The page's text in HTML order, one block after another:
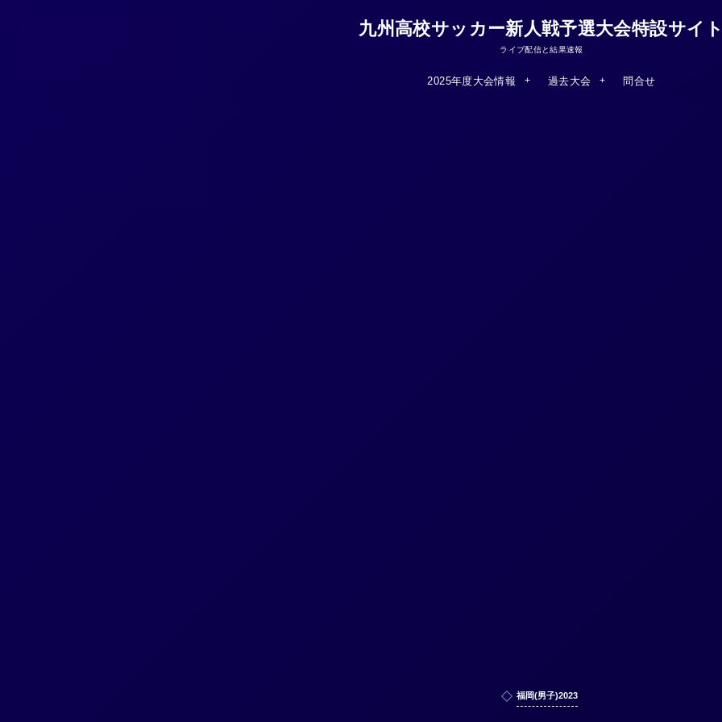
九州高校サッカー新人戦予選大会特設サイ
ライブ配信と結果速報
2025年度大会情報 過去大会 問合せ
福岡(男子)2023